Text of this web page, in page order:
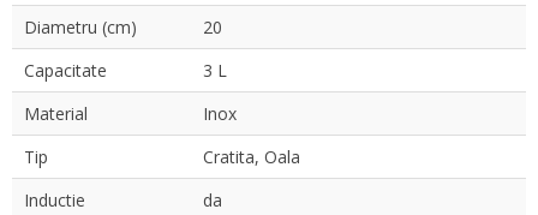
Diametru (cm)
20
Capacitate
3 L
Material
Inox
Tip
Cratita, Oala
Inductie
da